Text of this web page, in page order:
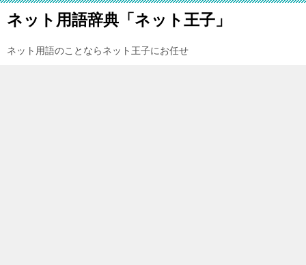
ネット用語辞典「ネット王子」
ネット用語のことならネット王子にお任せ